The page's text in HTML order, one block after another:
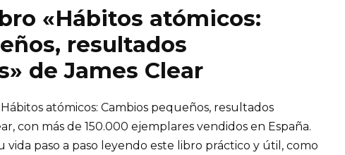
«Hábitos atómicos:
resultados
de James Clear
atómicos: Cambios pequeños, resultados
con más de 150.000 ejemplares vendidos en España.
paso a paso leyendo este libro práctico y útil, como